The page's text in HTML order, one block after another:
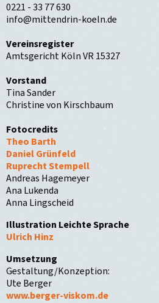
0221 - 33 77 630
info@mittendrin-koeln.de
Vereinsregister
Amtsgericht Köln VR 15327
Vorstand
Tina Sander
Christine von Kirschbaum
Fotocredits
Theo Barth
Daniel Grünfeld
Ruprecht Stempell
Andreas Hagemeyer
Ana Lukenda
Anna Lingscheid
Illustration Leichte Sprache
Ulrich Hinz
Umsetzung
Gestaltung/Konzeption:
Ute Berger
www.berger-viskom.de